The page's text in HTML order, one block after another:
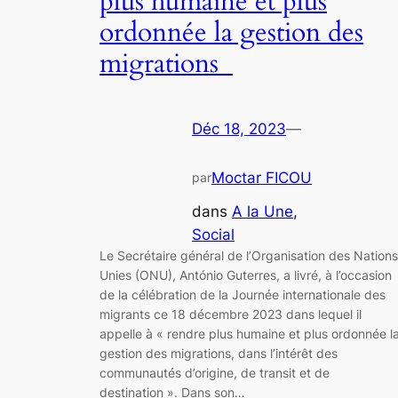
ordonnée la gestion des
migrations
Déc 18, 2023—
parMoctar FICOU
dans A la Une
Social
Le Secrétaire général de l’Organisation des Nations
Unies (ONU), António Guterres, a livré, à l’occasion
de la célébration de la Journée internationale des
migrants ce 18 décembre 2023 dans lequel il
appelle à « rendre plus humaine et plus ordonnée
gestion des migrations, dans l’intérêt des
communautés d’origine, de transit et de
destination ». Dans son…